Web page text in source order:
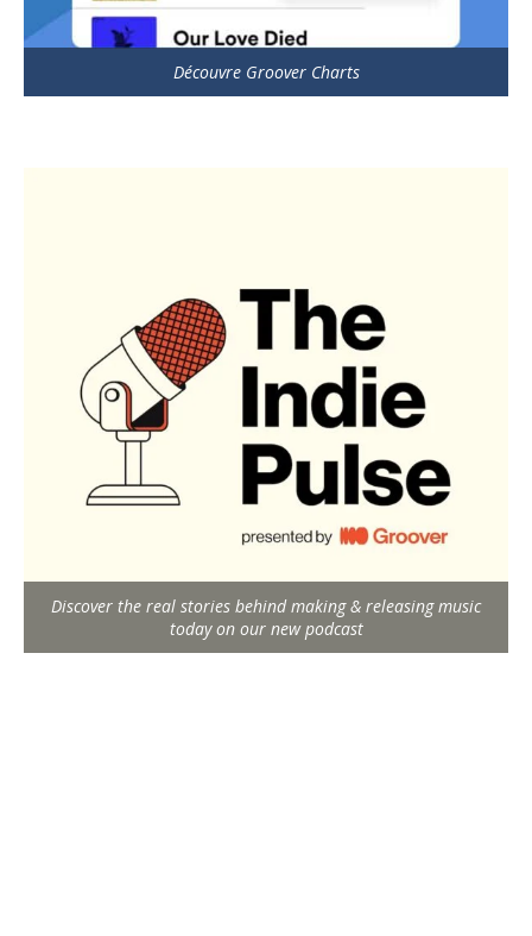
Découvre Groover Charts
Discover the real stories behind making & releasing music
today on our new podcast